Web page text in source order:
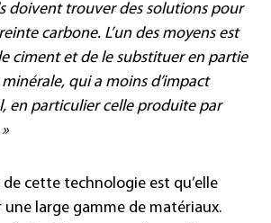
doivent trouver des solutions pour
carbone. L’un des moyens est
ciment et de le substituer en partie
qui a moins d’impact
en particulier celle produite par
de cette technologie est qu’elle
une large gamme de matériaux.